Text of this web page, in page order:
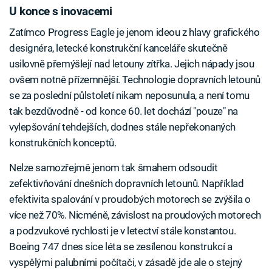
U konce s inovacemi
Zatímco Progress Eagle je jenom ideou z hlavy grafického
designéra, letecké konstrukční kanceláře skutečně
usilovně přemýšlejí nad letouny zítřka. Jejich nápady jsou
ovšem notně přízemnější. Technologie dopravních letounů
se za poslední půlstoletí nikam neposunula, a není tomu
tak bezdůvodně - od konce 60. let dochází "pouze" na
vylepšování tehdejších, dodnes stále nepřekonaných
konstrukčních konceptů.
Nelze samozřejmě jenom tak šmahem odsoudit
zefektivňování dnešních dopravních letounů. Například
efektivita spalování v proudobých motorech se zvýšila o
více než 70%. Nicméně, závislost na proudových motorech
a podzvukové rychlosti je v letectví stále konstantou.
Boeing 747 dnes sice léta se zesílenou konstrukcí a
vyspělými palubními počítači, v zásadě jde ale o stejný